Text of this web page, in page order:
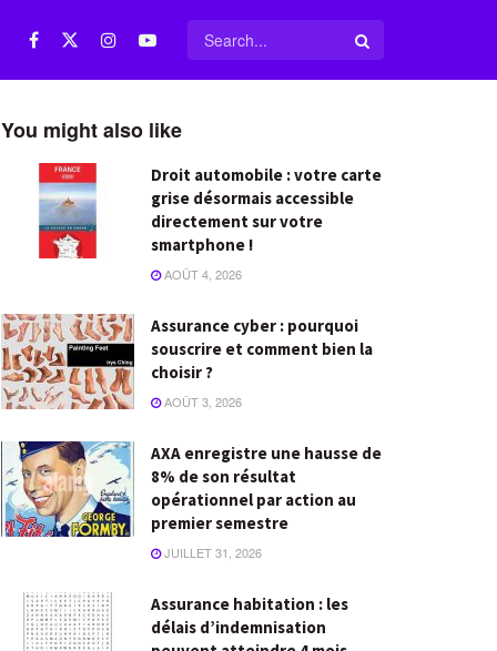
You might also like
Droit automobile : votre carte
grise désormais accessible
directement sur votre
smartphone !
AOÛT 4, 2026
Assurance cyber : pourquoi
souscrire et comment bien la
choisir ?
AOÛT 3, 2026
AXA enregistre une hausse de
8% de son résultat
opérationnel par action au
premier semestre
JUILLET 31, 2026
Assurance habitation : les
délais d’indemnisation